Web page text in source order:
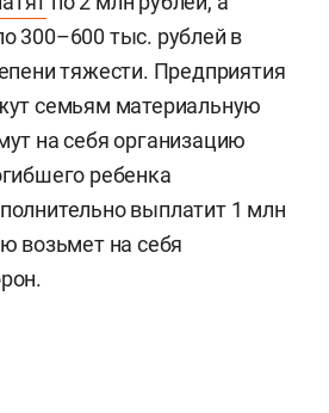
300–600 тыс. рублей в
тяжести. Предприятия
семьям материальную
на себя организацию
ребенка
выплатит 1 млн
возьмет на себя